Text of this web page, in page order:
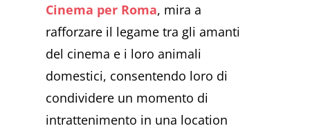
Cinema per Roma, mira a
rafforzare il legame tra gli amanti
del cinema e i loro animali
domestici, consentendo loro di
condividere un momento di
intrattenimento in una location